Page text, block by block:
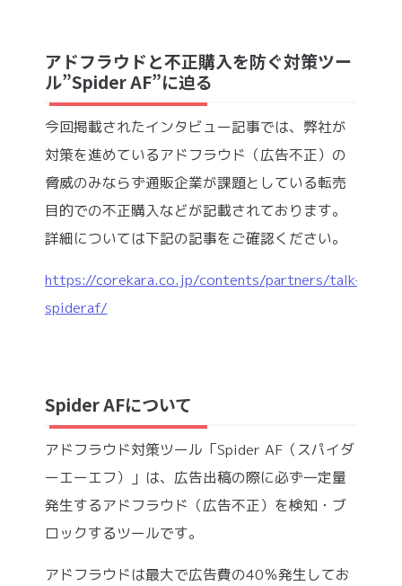
アドフラウドと不正購入を防ぐ対策ツー
ル”Spider AF”に迫る
今回掲載されたインタビュー記事では、弊社が
対策を進めているアドフラウド（広告不正）の
脅威のみならず通販企業が課題としている転売
目的での不正購入などが記載されております。
詳細については下記の記事をご確認ください。
https://corekara.co.jp/contents/partners/talk-
spideraf/
Spider AFについて
アドフラウド対策ツール「Spider AF（スパイダ
ーエーエフ）」は、広告出稿の際に必ず一定量
発生するアドフラウド（広告不正）を検知・ブ
ロックするツールです。
アドフラウドは最大で広告費の40％発生してお